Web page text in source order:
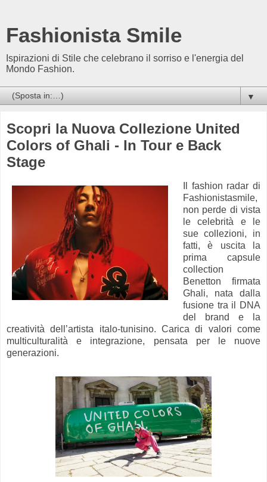
Fashionista Smile
Ispirazioni di Stile che celebrano il sorriso e l'energia del
Mondo Fashion.
▼
Scopri la Nuova Collezione United
Colors of Ghali - In Tour e Back
Stage
Il fashion radar di
Fashionistasmile,
non perde di vista
le celebrità e le
sue collezioni, in
fatti, è uscita la
prima capsule
collection
Benetton firmata
Ghali, nata dalla
fusione tra il DNA
del brand e la
creatività dell’artista italo-tunisino. Carica di valori come
multiculturalità e integrazione, pensata per le nuove
generazioni.